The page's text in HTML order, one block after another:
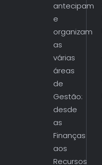
antecipam
e
organizam
as
várias
áreas
de
Gestão:
desde
as
Finanças
aos
Recursos